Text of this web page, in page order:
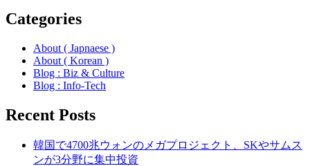
Categories
About ( Japnaese )
About ( Korean )
Blog : Biz & Culture
Blog : Info-Tech
Recent Posts
韓国で4700兆ウォンのメガプロジェクト、SKやサムス
ンが3分野に集中投資